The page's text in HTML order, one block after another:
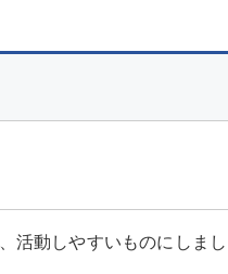
活動しやすいものにしま